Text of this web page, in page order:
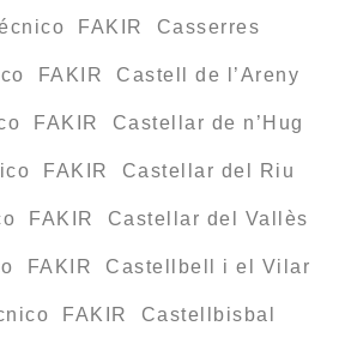
FAKIR Casserres
FAKIR Castell de l’Areny
FAKIR Castellar de n’Hug
FAKIR Castellar del Riu
FAKIR Castellar del Vallès
FAKIR Castellbell i el Vilar
FAKIR Castellbisbal